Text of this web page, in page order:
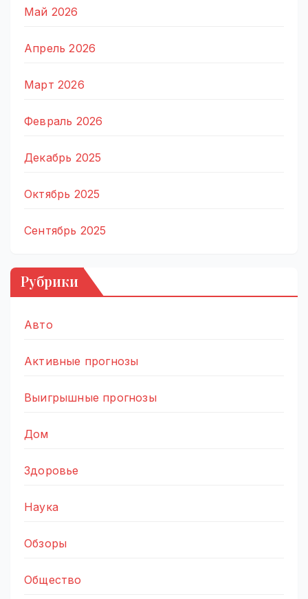
Май 2026
Апрель 2026
Март 2026
Февраль 2026
Декабрь 2025
Октябрь 2025
Сентябрь 2025
Рубрики
Авто
Активные прогнозы
Выигрышные прогнозы
Дом
Здоровье
Наука
Обзоры
Общество